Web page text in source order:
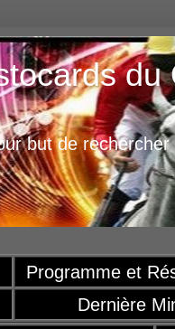
du
but de
Programme et
Dernière